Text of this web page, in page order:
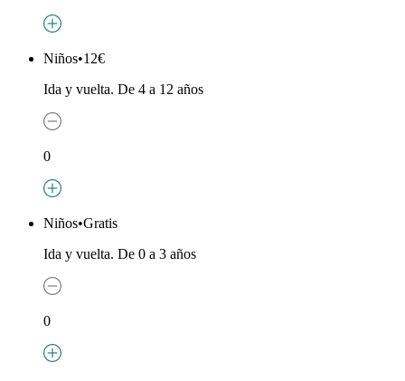
Niños•12€
Ida y vuelta. De 4 a 12 años
0
Niños•Gratis
Ida y vuelta. De 0 a 3 años
0